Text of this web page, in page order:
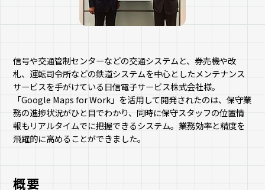
信号や交通管制センターなどの交通システムと、券売機や改
札、運転司令所などの鉄道システムを中心としたメンテナンス
サービスを手がけている日信電子サービス株式会社様。
「Google Maps for Work」を活用して開発されたのは、保守業
務の進捗状況がひと目でわかり、同時に保守スタッフの位置情
報もリアルタイムでに把握できるシステム。業務効率と精度を
飛躍的に高めることができました。
概要